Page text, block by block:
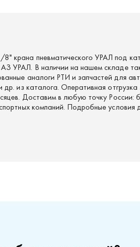
крана пневматического УРАЛ под
УРАЛ. В наличии на нашем складе
аналоги РТИ и запчастей для
из каталога. Оперативная отгрузка
Доставим в любую точку России:
компаний. Подробные условия